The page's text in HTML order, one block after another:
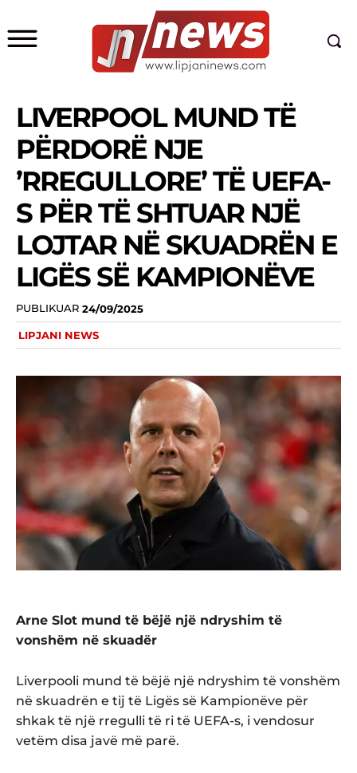
LIVERPOOL MUND TË
PËRDORË NJE
’RREGULLORE’ TË UEFA-
S PËR TË SHTUAR NJË
LOJTAR NË SKUADRËN E
LIGËS SË KAMPIONËVE
PUBLIKUAR 24/09/2025
LIPJANI NEWS
Arne Slot mund të bëjë një ndryshim të
vonshëm në skuadër
Liverpooli mund të bëjë një ndryshim të vonshëm
në skuadrën e tij të Ligës së Kampionëve për
shkak të një rregulli të ri të UEFA-s, i vendosur
vetëm disa javë më parë.